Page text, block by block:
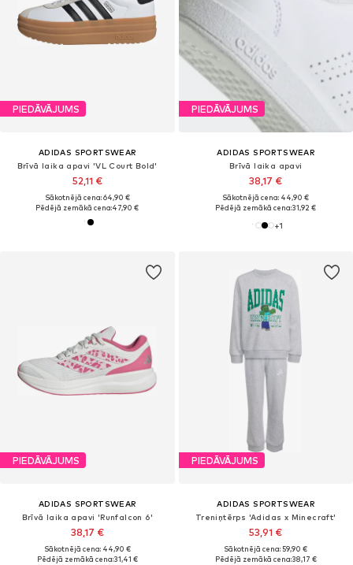
PIEDĀVĀJUMS
ADIDAS SPORTSWEAR
Brīvā laika apavi 'VL Court Bold'
52,11 €
Sākotnējā cena: 64,90 €
Pēdējā zemākā cena:47,90 €
PIEDĀVĀJUMS
ADIDAS SPORTSWEAR
Brīvā laika apavi
38,17 €
Sākotnējā cena: 44,90 €
Pēdējā zemākā cena:31,92 €
+1
PIEDĀVĀJUMS
ADIDAS SPORTSWEAR
Brīvā laika apavi 'Runfalcon 6'
38,17 €
Sākotnējā cena: 44,90 €
Pēdējā zemākā cena:31,41 €
PIEDĀVĀJUMS
ADIDAS SPORTSWEAR
Treniņtērps 'Adidas x Minecraft'
53,91 €
Sākotnējā cena: 59,90 €
Pēdējā zemākā cena:38,17 €